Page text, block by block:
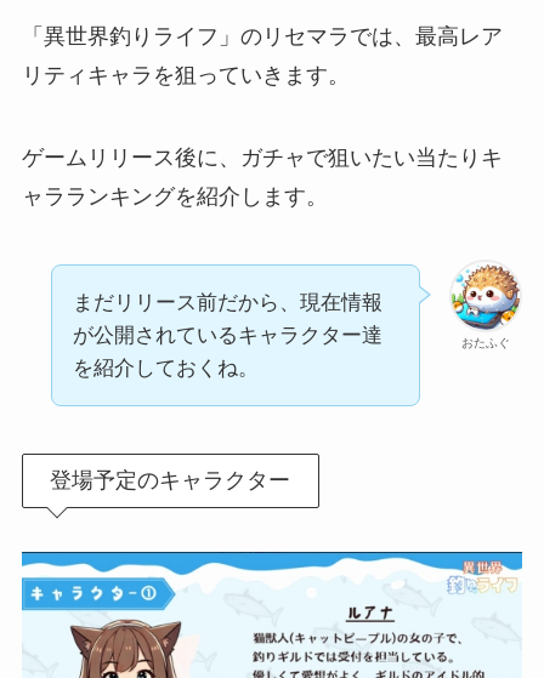
「異世界釣りライフ」のリセマラでは、最高レア
リティキャラを狙っていきます。
ゲームリリース後に、ガチャで狙いたい当たりキ
ャラランキングを紹介します。
おたふぐ
まだリリース前だから、現在情報
が公開されているキャラクター達
を紹介しておくね。
登場予定のキャラクター